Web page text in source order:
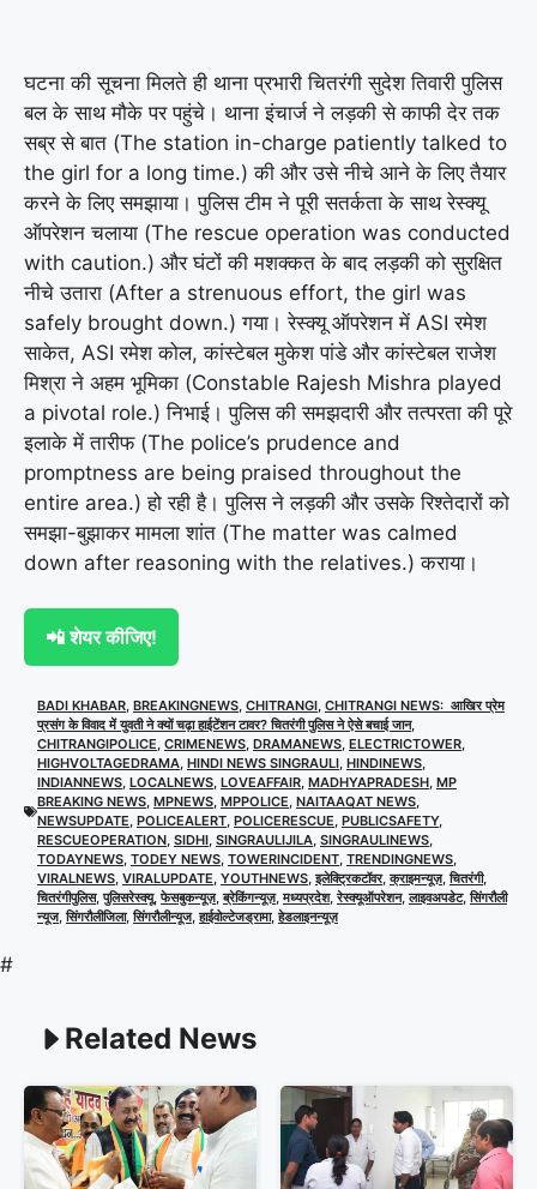
घटना की सूचना मिलते ही थाना प्रभारी चितरंगी सुदेश तिवारी पुलिस
बल के साथ मौके पर पहुंचे। थाना इंचार्ज ने लड़की से काफी देर तक
सब्र से बात (The station in-charge patiently talked to
the girl for a long time.) की और उसे नीचे आने के लिए तैयार
करने के लिए समझाया। पुलिस टीम ने पूरी सतर्कता के साथ रेस्क्यू
ऑपरेशन चलाया (The rescue operation was conducted
with caution.) और घंटों की मशक्कत के बाद लड़की को सुरक्षित
नीचे उतारा (After a strenuous effort, the girl was
safely brought down.) गया। रेस्क्यू ऑपरेशन में ASI रमेश
साकेत, ASI रमेश कोल, कांस्टेबल मुकेश पांडे और कांस्टेबल राजेश
मिश्रा ने अहम भूमिका (Constable Rajesh Mishra played
a pivotal role.) निभाई। पुलिस की समझदारी और तत्परता की पूरे
इलाके में तारीफ (The police’s prudence and
promptness are being praised throughout the
entire area.) हो रही है। पुलिस ने लड़की और उसके रिश्तेदारों को
समझा-बुझाकर मामला शांत (The matter was calmed
down after reasoning with the relatives.) कराया।
📲 शेयर कीजिए!
BADI KHABAR, BREAKINGNEWS, CHITRANGI, CHITRANGI NEWS: आखिर प्रेम
प्रसंग के विवाद में युवती ने क्यों चढ़ा हाईटेंशन टावर? चितरंगी पुलिस ने ऐसे बचाई जान,
CHITRANGIPOLICE, CRIMENEWS, DRAMANEWS, ELECTRICTOWER,
HIGHVOLTAGEDRAMA, HINDI NEWS SINGRAULI, HINDINEWS,
INDIANNEWS, LOCALNEWS, LOVEAFFAIR, MADHYAPRADESH, MP
BREAKING NEWS, MPNEWS, MPPOLICE, NAITAAQAT NEWS,
NEWSUPDATE, POLICEALERT, POLICERESCUE, PUBLICSAFETY,
RESCUEOPERATION, SIDHI, SINGRAULIJILA, SINGRAULINEWS,
TODAYNEWS, TODEY NEWS, TOWERINCIDENT, TRENDINGNEWS,
VIRALNEWS, VIRALUPDATE, YOUTHNEWS,इलेक्ट्रिकटॉवर,क्राइमन्यूज़,चितरंगी,
चितरंगीपुलिस,पुलिसरेस्क्यू,फेसबुकन्यूज़,ब्रेकिंगन्यूज़,मध्यप्रदेश,रेस्क्यूऑपरेशन,लाइवअपडेट,सिंगरौली
न्यूज,सिंगरौलीजिला,सिंगरौलीन्यूज,हाईवोल्टेजड्रामा,हेडलाइनन्यूज़
#
Related News